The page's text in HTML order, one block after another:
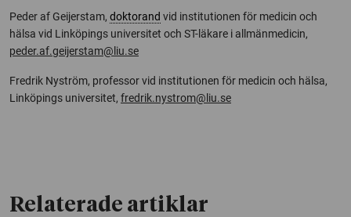
Peder af Geijerstam, doktorand vid institutionen för medicin och
hälsa vid Linköpings universitet och ST-läkare i allmänmedicin,
peder.af.geijerstam@liu.se
Fredrik Nyström, professor vid institutionen för medicin och hälsa,
Linköpings universitet, fredrik.nystrom@liu.se
Relaterade artiklar